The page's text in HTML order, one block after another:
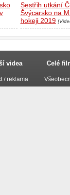
Sestřih utkání
Švýcarsko na
hokeji 2019
videa Celé
/ reklama